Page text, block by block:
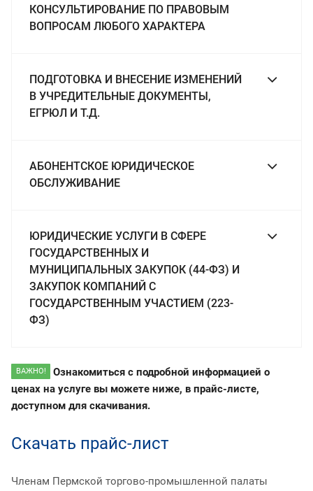
КОНСУЛЬТИРОВАНИЕ ПО ПРАВОВЫМ
ВОПРОСАМ ЛЮБОГО ХАРАКТЕРА
ПОДГОТОВКА И ВНЕСЕНИЕ ИЗМЕНЕНИЙ
В УЧРЕДИТЕЛЬНЫЕ ДОКУМЕНТЫ,
ЕГРЮЛ И Т.Д.
АБОНЕНТСКОЕ ЮРИДИЧЕСКОЕ
ОБСЛУЖИВАНИЕ
ЮРИДИЧЕСКИЕ УСЛУГИ В СФЕРЕ
ГОСУДАРСТВЕННЫХ И
МУНИЦИПАЛЬНЫХ ЗАКУПОК (44-ФЗ) И
ЗАКУПОК КОМПАНИЙ С
ГОСУДАРСТВЕННЫМ УЧАСТИЕМ (223-
ФЗ)
ВАЖНО!
Ознакомиться с подробной информацией о
ценах на услуге вы можете ниже, в прайс-листе,
доступном для скачивания.
Скачать прайс-лист
Членам Пермской торгово-промышленной палаты